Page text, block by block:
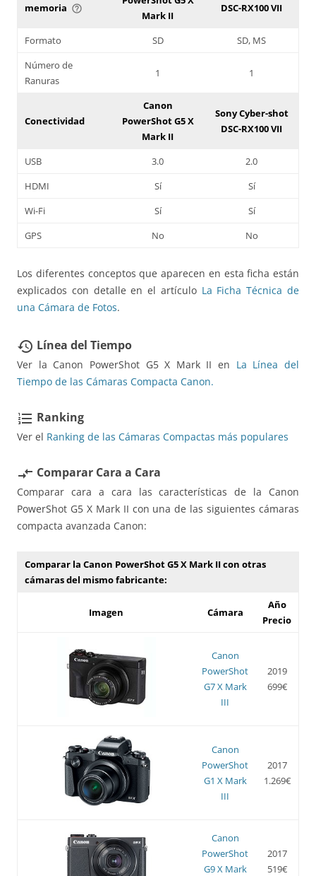
memoria help_outline
Mark II
DSC-RX100 VII
Formato SD
SD, MS
Número de
Ranuras
1 1
Conectividad
Canon
PowerShot G5 X
Mark II
Sony Cyber-shot
DSC-RX100 VII
USB 3.0
2.0
HDMI
Sí
Sí
Wi-Fi
Sí
Sí
GPS
No No
Los diferentes conceptos que aparecen en esta ficha están
explicados con detalle en el artículo La Ficha Técnica de
una Cámara de Fotos.
restore Línea del Tiempo
Ver la Canon PowerShot G5 X Mark II en La Línea del
Tiempo de las Cámaras Compacta Canon.
format_list_numbered Ranking
Ver el Ranking de las Cámaras Compactas más populares
compare_arrows Comparar Cara a Cara
Comparar cara a cara las características de la Canon
PowerShot G5 X Mark II con una de las siguientes cámaras
compacta avanzada Canon:
Comparar la Canon PowerShot G5 X Mark II con otras
cámaras del mismo fabricante:
Imagen Cámara
Año
Precio
Canon
PowerShot
G7 X Mark
III
2019
699€
Canon
PowerShot
G1 X Mark
III
2017
1.269€
Canon
PowerShot
G9 X Mark
2017
519€